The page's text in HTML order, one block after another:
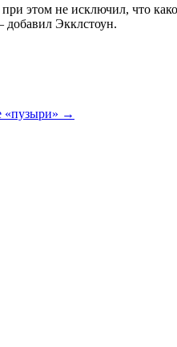
этом не исключил, что
добавил Экклстоун.
«пузыри» →